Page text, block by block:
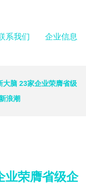
系我们 企业信息
大脑 23家企业荣膺省级
浪潮
业荣膺省级企